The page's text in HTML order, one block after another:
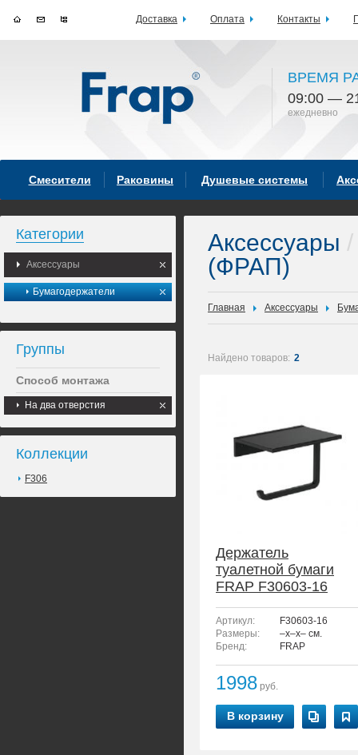
ВРЕМЯ
09:00 —
ежедневно
Смесители Раковины Душевые системы
Категории
Аксессуары
Бумагодержатели
Группы
Способ монтажа
На два отверстия
Коллекции
F306
Аксессуары /
(ФРАП)
Главная Аксессуары
Найдено товаров: 2
Держатель
туалетной бумаги
FRAP F30603-16
Артикул:
F30603-16
Размеры:
–x–x– см.
Бренд:
FRAP
1998 руб.
В корзину
Доставка Оплата Контакты